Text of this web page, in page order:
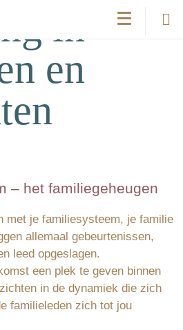
in
en
– het familiegeheugen
met je familiesysteem, je familie
allemaal gebeurtenissen,
leed opgeslagen.
een plek te geven binnen
in de dynamiek die zich
familieleden zich tot jou